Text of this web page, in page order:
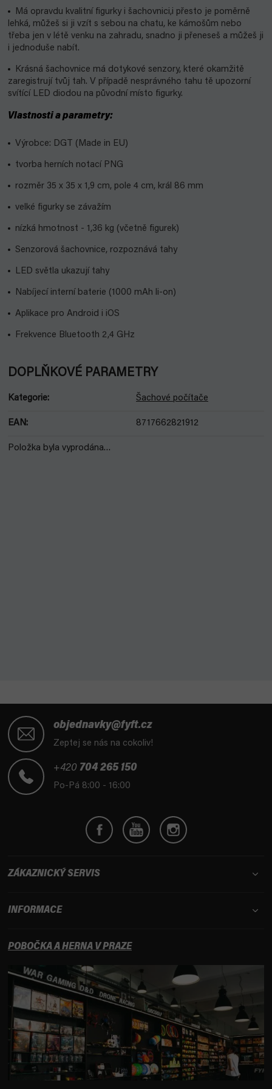
Má opravdu kvalitní figurky i šachovnici,i přesto je poměrně
lehká, můžeš si ji vzít s sebou na chatu, ke kámošům nebo
třeba jen v létě venku na zahradu, snadno ji přeneseš a můžeš ji
i jednoduše nabít.
Krásná šachovnice má dotykové senzory, které okamžitě
zaregistrují tvůj tah. V případě nesprávného tahu tě upozorní
svítící LED diodou na původní místo figurky.
Vlastnosti a parametry:
Výrobce: DGT (Made in EU)
tvorba herních notací PNG
rozměr 35 x 35 x 1,9 cm, pole 4 cm, král 86 mm
velké figurky se závažím
nízká hmotnost - 1,36 kg (včetně figurek)
Senzorová šachovnice, rozpoznává tahy
LED světla ukazují tahy
Nabíjecí interní baterie (1000 mAh li-on)
Aplikace pro Android i iOS
Frekvence Bluetooth 2,4 GHz
DOPLŇKOVÉ PARAMETRY
Kategorie: Šachové počítače
EAN: 8717662821912
Položka byla vyprodána…
objednavky@fyft.cz
Zeptej se nás na cokoliv!
+420 704 265 150
Po-Pá 8:00 - 16:00
ZÁKAZNICKÝ SERVIS
INFORMACE
POBOČKA A HERNA V PRAZE